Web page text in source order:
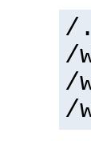
/
/
/
/